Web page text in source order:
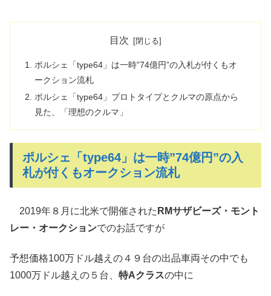
目次
ポルシェ「type64」は一時”74億円”の入札が付くもオ
ークション流札
ポルシェ「type64」プロトタイプとクルマの原点から
見た、「理想のクルマ」
ポルシェ「type64」は一時”74億円”の入
札が付くもオークション流札
2019年８月に北米で開催された RMサザビーズ・モント
レー・オークションでのお話ですが
予想価格100万ドル越えの４９台の出品車両その中でも
1000万ドル越えの５台、 特Aクラスの中に